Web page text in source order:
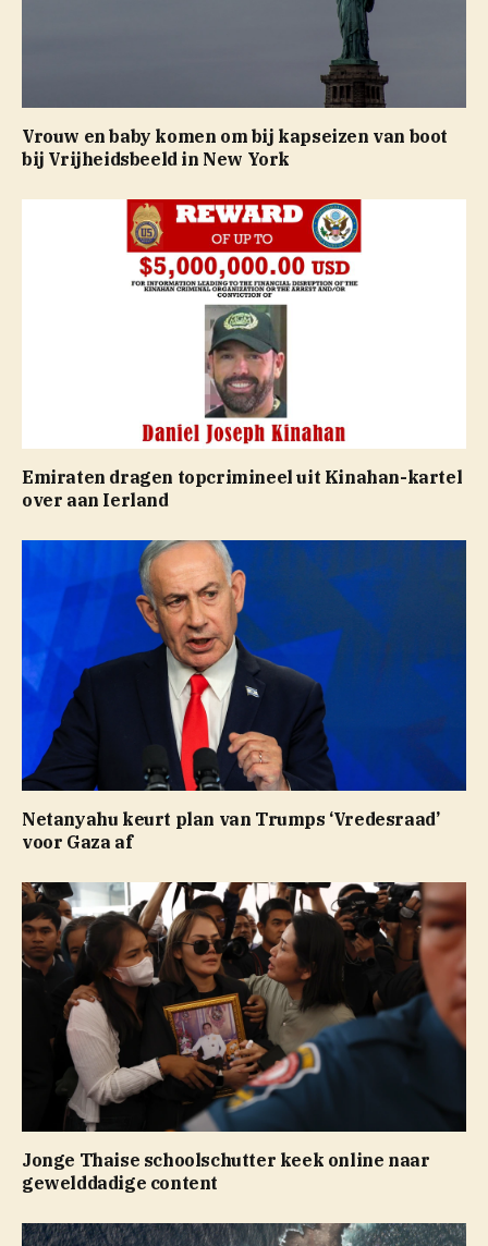
Vrouw en baby komen om bij kapseizen van boot
bij Vrijheidsbeeld in New York
Emiraten dragen topcrimineel uit Kinahan-kartel
over aan Ierland
Netanyahu keurt plan van Trumps ‘Vredesraad’
voor Gaza af
Jonge Thaise schoolschutter keek online naar
gewelddadige content